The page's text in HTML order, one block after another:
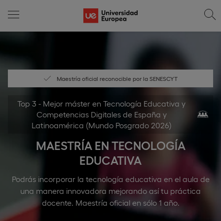
Maestría oficial reconocible por la SENESCYT
Top 3 - Mejor máster en Tecnología Educativa y
Competencias Digitales de España y
Latinoamérica (Mundo Posgrado 2026)
MAESTRÍA EN TECNOLOGÍA
EDUCATIVA
Podrás incorporar la tecnología educativa en el aula de
una manera innovadora mejorando así tu práctica
docente. Maestría oficial en sólo 1 año.